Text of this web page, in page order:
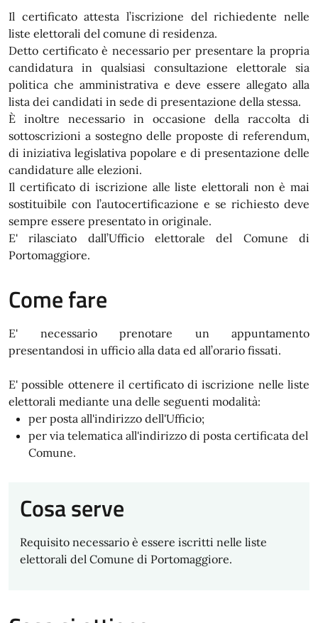
Il certificato attesta l’iscrizione del richiedente nelle
liste elettorali del comune di residenza.
Detto certificato è necessario per presentare la propria
candidatura in qualsiasi consultazione elettorale sia
politica che amministrativa e deve essere allegato alla
lista dei candidati in sede di presentazione della stessa.
È inoltre necessario in occasione della raccolta di
sottoscrizioni a sostegno delle proposte di referendum,
di iniziativa legislativa popolare e di presentazione delle
candidature alle elezioni.
Il certificato di iscrizione alle liste elettorali non è mai
sostituibile con l’autocertificazione e se richiesto deve
sempre essere presentato in originale.
E' rilasciato dall’Ufficio elettorale del Comune di
Portomaggiore.
Come fare
E' necessario prenotare un appuntamento
presentandosi in ufficio alla data ed all’orario fissati.
E' possible ottenere il certificato di iscrizione nelle liste
elettorali mediante una delle seguenti modalità:
per posta all'indirizzo dell'Ufficio;
per via telematica all'indirizzo di posta certificata del
Comune.
Cosa serve
Requisito necessario è essere iscritti nelle liste
elettorali del Comune di Portomaggiore.